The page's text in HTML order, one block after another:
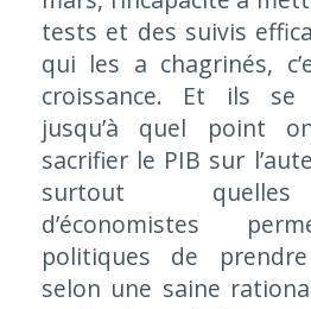
tests et des suivis
qui les a chagrinés,
croissance. Et ils se
jusqu’à quel point
sacrifier le PIB sur
surtout
d’économistes
politiques de
selon une saine